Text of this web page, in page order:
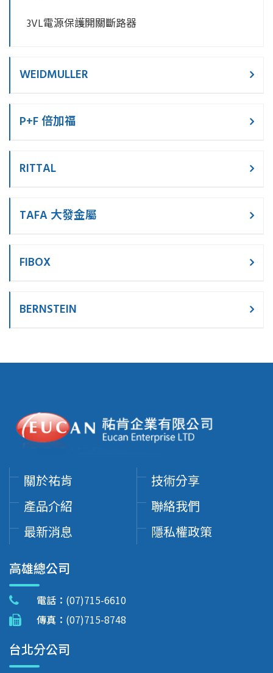
3VL電源保護開關斷路器
WEIDMULLER
P+F 倍加福
RITTAL
TAFA 大發金屬
FIBOX
BERNSTEIN
關於祐肯
產品介紹
最新消息
技術分享
聯絡我們
隱私權政策
高雄總公司
電話： (07)715-6610
傳真： (07)715-8748
台北分公司